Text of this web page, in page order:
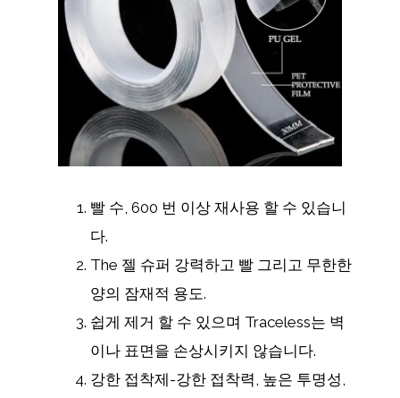
빨 수, 600 번 이상 재사용 할 수 있습니
다.
The 젤 슈퍼 강력하고 빨 그리고 무한한
양의 잠재적 용도.
쉽게 제거 할 수 있으며 Traceless는 벽
이나 표면을 손상시키지 않습니다.
강한 접착제-강한 접착력, 높은 투명성,